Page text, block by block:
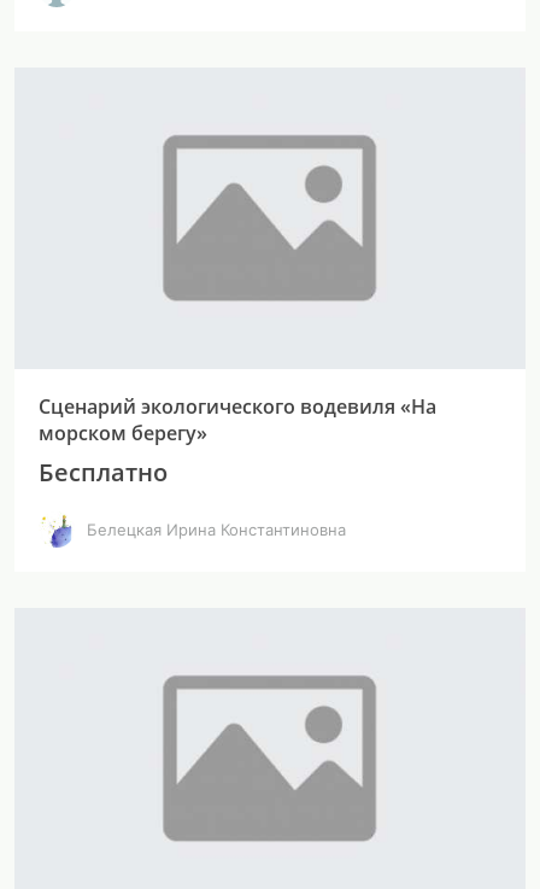
Сценарий экологического водевиля «На
морском берегу»
Бесплатно
Белецкая Ирина Константиновна